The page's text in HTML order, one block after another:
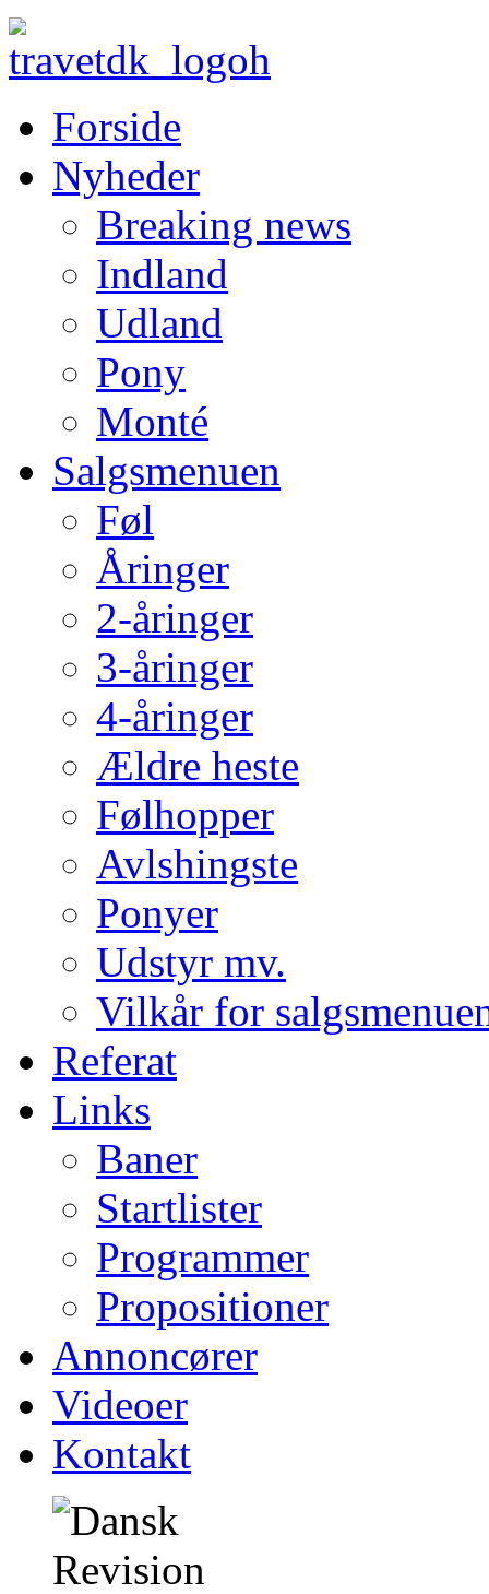
Forside
Nyheder
Breaking news
Indland
Udland
Pony
Monté
Salgsmenuen
Føl
Åringer
2-åringer
3-åringer
4-åringer
Ældre heste
Følhopper
Avlshingste
Ponyer
Udstyr mv.
Vilkår for
Referat
Links
Baner
Startlister
Programmer
Propositioner
Annoncører
Videoer
Kontakt